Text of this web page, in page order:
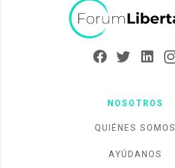
NOSOTROS
QUIÉNES SOMOS
AYÚDANOS